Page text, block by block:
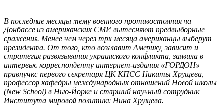
В последние месяцы тему военного противостояния на
Донбассе из американских СМИ вытесняют предвыборные
сражения. Менее чем через три месяца американцы выберут
президента. От того, кто возглавит Америку, зависит и
стратегия развязывания украинского конфликта, заявила в
интервью корреспонденту интернет-издания «ГОРДОН»
правнучка первого секретаря ЦК КПСС Никиты Хрущева,
профессор кафедры международных отношений Новой школы
(New School) в Нью-Йорке и старший научный сотрудник
Института мировой политики Нина Хрущева.